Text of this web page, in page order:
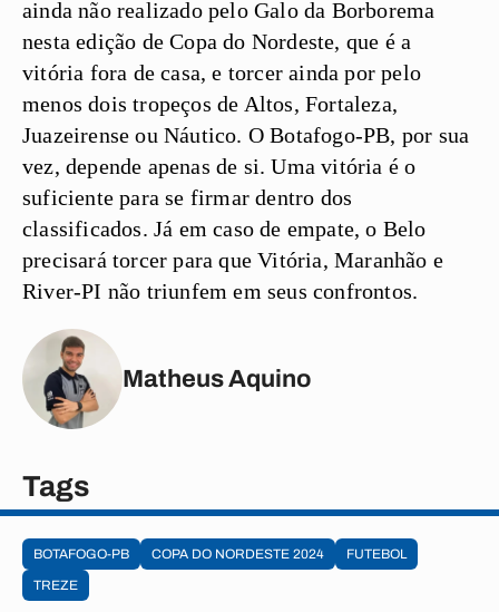
ainda não realizado pelo Galo da Borborema
nesta edição de Copa do Nordeste, que é a
vitória fora de casa, e torcer ainda por pelo
menos dois tropeços de Altos, Fortaleza,
Juazeirense ou Náutico. O Botafogo-PB, por sua
vez, depende apenas de si. Uma vitória é o
suficiente para se firmar dentro dos
classificados. Já em caso de empate, o Belo
precisará torcer para que Vitória, Maranhão e
River-PI não triunfem em seus confrontos.
Matheus Aquino
Tags
BOTAFOGO-PB COPA DO NORDESTE 2024
FUTEBOL
TREZE